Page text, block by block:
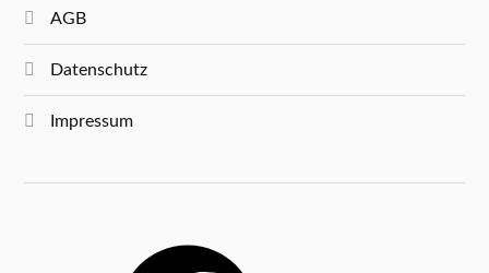
AGB
Datenschutz
Impressum